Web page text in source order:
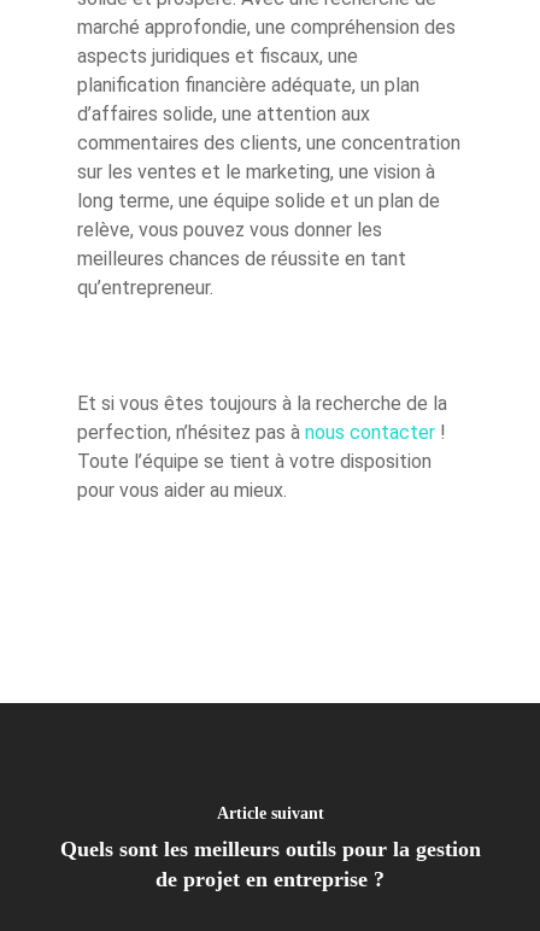
marché approfondie, une compréhension des
aspects juridiques et fiscaux, une
planification financière adéquate, un plan
d’affaires solide, une attention aux
commentaires des clients, une concentration
sur les ventes et le marketing, une vision à
long terme, une équipe solide et un plan de
relève, vous pouvez vous donner les
meilleures chances de réussite en tant
qu’entrepreneur.
Et si vous êtes toujours à la recherche de la
perfection, n’hésitez pas à nous contacter !
Toute l’équipe se tient à votre disposition
pour vous aider au mieux.
Article suivant
Quels sont les meilleurs outils pour la gestion
de projet en entreprise ?